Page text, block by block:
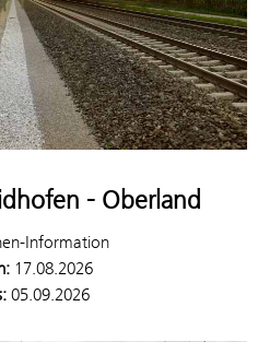
- Oberland
Information
17.08.2026
05.09.2026